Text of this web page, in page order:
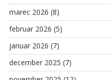
marec 2026 (8)
februar 2026 (5)
januar 2026 (7)
december 2025 (7)